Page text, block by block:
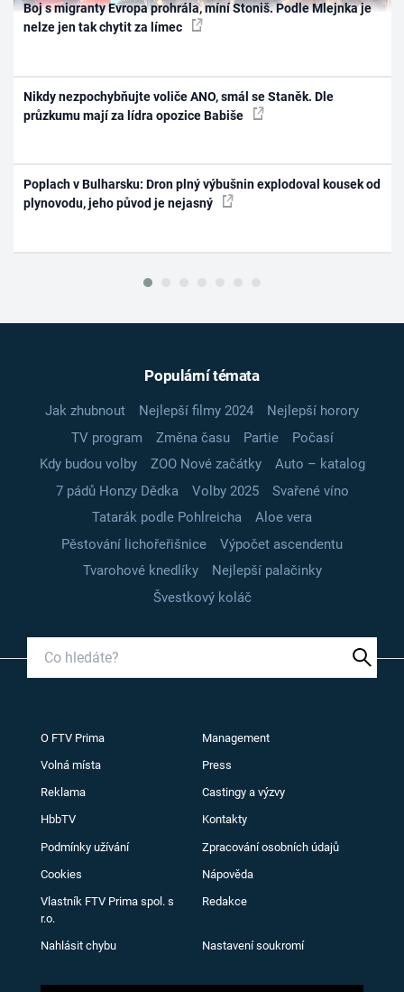
Boj s migranty Evropa prohrála, míní Stoniš. Podle Mlejnka je
nelze jen tak chytit za límec
Nikdy nezpochybňujte voliče ANO, smál se Staněk. Dle
průzkumu mají za lídra opozice Babiše
Poplach v Bulharsku: Dron plný výbušnin explodoval kousek od
plynovodu, jeho původ je nejasný
Populární témata
Jak zhubnout Nejlepší filmy 2024
Nejlepší horory
TV program
Změna času Partie
Počasí
Kdy budou volby
ZOO Nové začátky
Auto – katalog
7 pádů Honzy Dědka
Volby 2025
Svařené víno
Tatarák podle Pohlreicha
Aloe vera
Pěstování lichořeřišnice
Výpočet ascendentu
Tvarohové knedlíky
Nejlepší palačinky
Švestkový koláč
O FTV Prima Management
Volná místa Press
Reklama Castingy a výzvy
HbbTV Kontakty
Podmínky užívání Zpracování osobních údajů
Cookies Nápověda
Vlastník FTV Prima spol. s
r.o.
Redakce
Nahlásit chybu Nastavení soukromí